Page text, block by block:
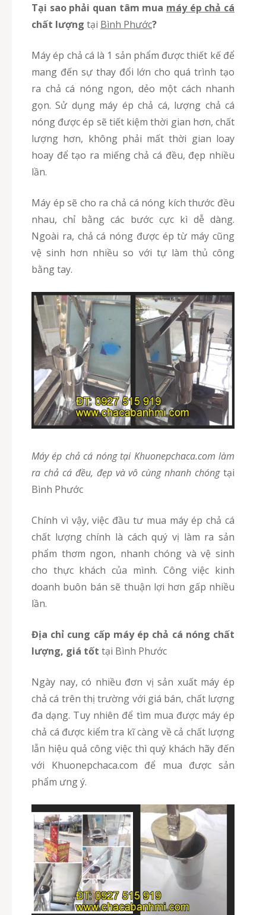
Tại sao phải quan tâm mua máy ép chả cá
chất lượng tại Bình Phước?
Máy ép chả cá là 1 sản phẩm được thiết kế để
mang đến sự thay đổi lớn cho quá trình tạo
ra chả cá nóng ngon, dẻo một cách nhanh
gọn. Sử dụng máy ép chả cá, lượng chả cá
nóng được ép sẽ tiết kiệm thời gian hơn, chất
lượng hơn, không phải mất thời gian loay
hoay để tạo ra miếng chả cá đều, đẹp nhiều
lần.
Máy ép sẽ cho ra chả cá nóng kích thước đều
nhau, chỉ bằng các bước cực kì dễ dàng.
Ngoài ra, chả cá nóng được ép từ máy cũng
vệ sinh hơn nhiều so với tự làm thủ công
bằng tay.
Máy ép chả cá nóng tại Khuonepchaca.com làm
ra chả cá đều, đẹp và vô cùng nhanh chóng tại
Bình Phước
Chính vì vậy, việc đầu tư mua máy ép chả cá
chất lượng chính là cách quý vị làm ra sản
phẩm thơm ngon, nhanh chóng và vệ sinh
cho thực khách của mình. Công việc kinh
doanh buôn bán sẽ thuận lợi hơn gấp nhiều
lần.
Địa chỉ cung cấp máy ép chả cá nóng chất
lượng, giá tốt tại Bình Phước
Ngày nay, có nhiều đơn vị sản xuất máy ép
chả cá trên thị trường với giá bán, chất lượng
đa dạng. Tuy nhiên để tìm mua được máy ép
chả cá được kiểm tra kĩ càng về cả chất lượng
lẫn hiệu quả công việc thì quý khách hãy đến
với Khuonepchaca.com để mua được sản
phẩm ưng ý.